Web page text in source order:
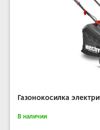
Газонокосилка
В наличии